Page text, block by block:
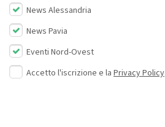
News Alessandria
News Pavia
Eventi Nord-Ovest
Accetto l'iscrizione e la Privacy Policy